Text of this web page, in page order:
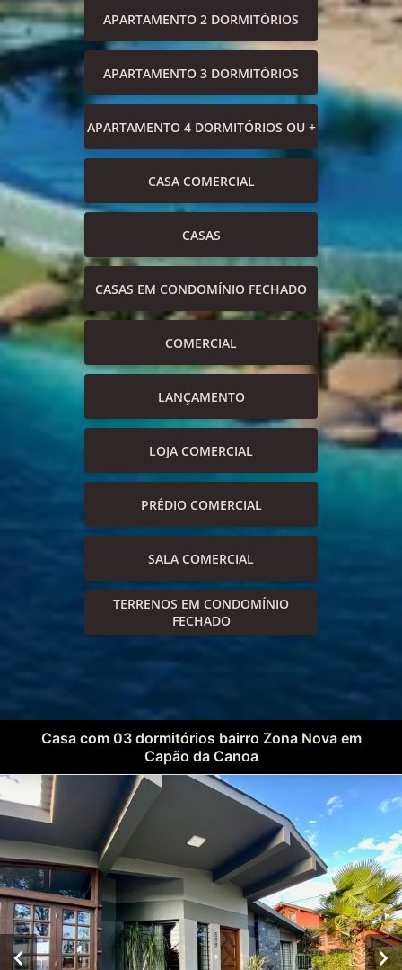
APARTAMENTO 2 DORMITÓRIOS
APARTAMENTO 3 DORMITÓRIOS
APARTAMENTO 4 DORMITÓRIOS OU +
CASA COMERCIAL
CASAS
CASAS EM CONDOMÍNIO FECHADO
COMERCIAL
LANÇAMENTO
LOJA COMERCIAL
PRÉDIO COMERCIAL
SALA COMERCIAL
TERRENOS EM CONDOMÍNIO
FECHADO
Casa com 03 dormitórios bairro Zona Nova em
Capão da Canoa